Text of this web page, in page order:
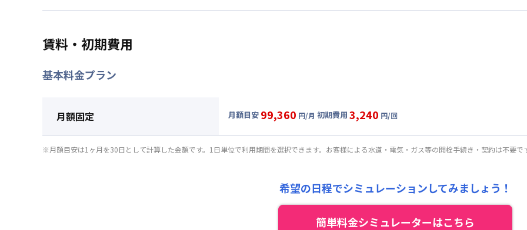
賃料・初期費用
基本料金プラン
月額固定 月額目安 99,360 円/月 初期費用 3,240 円/回
月額賃料目安(30日利用)
3,240円/回
※月額目安は1ヶ月を30日として計算した金額です。1日単位で利用期間を選択できます。お客様による水道・電気・ガス等の開栓手続き・契約は不要で
希望の日程でシミュレーションしてみましょう！
簡単料金シミュレーターはこちら